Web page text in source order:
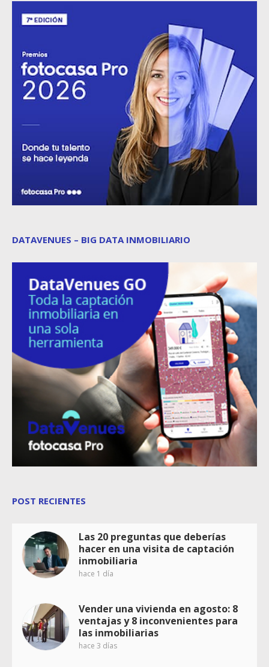
DATAVENUES – BIG DATA INMOBILIARIO
POST RECIENTES
Las 20 preguntas que deberías
hacer en una visita de captación
inmobiliaria
hace 1 día
Vender una vivienda en agosto: 8
ventajas y 8 inconvenientes para
las inmobiliarias
hace 3 días